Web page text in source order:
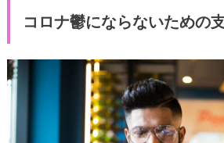
コロナ鬱にならないための